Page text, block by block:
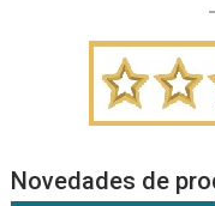
Novedades de